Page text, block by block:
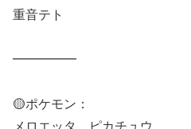
重音テト
━━━━━
🟡ポケモン：
メロエッタ、ピカチュウ